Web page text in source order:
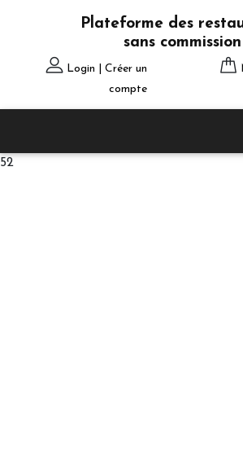
Plateforme des
sans commission
Login | Créer un
compte
52